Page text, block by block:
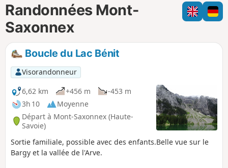
Randonnées Mont-
Saxonnex
Boucle du Lac Bénit
Visorandonneur
6,62 km
+456 m
-453 m
3h 10
Moyenne
Départ à Mont-Saxonnex (Haute-
Savoie)
Sortie familiale, possible avec des enfants.Belle vue sur le
Bargy et la vallée de l'Arve.